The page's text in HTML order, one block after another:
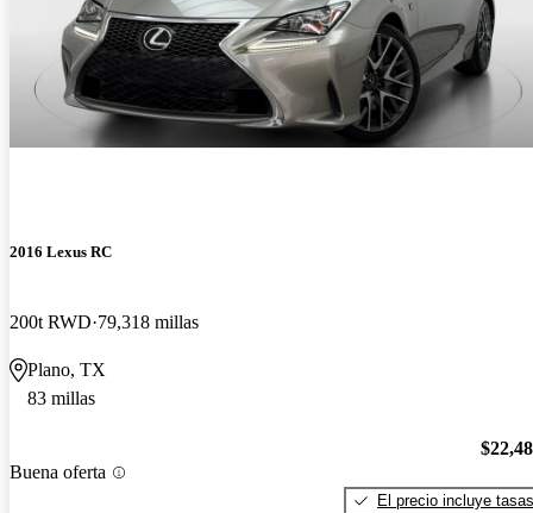
2016 Lexus RC
200t RWD 79,318 millas
Plano, TX
83 millas
Buena oferta
El precio incluye tasas